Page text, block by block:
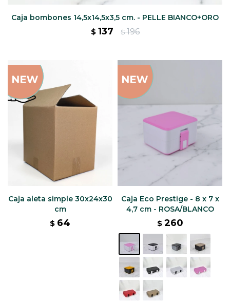
Caja bombones 14,5x14,5x3,5 cm. - PELLE BIANCO+ORO
$ 137 $ 196
Caja aleta simple 30x24x30
cm
$ 64
Caja Eco Prestige - 8 x 7 x
4,7 cm - ROSA/BLANCO
$ 260